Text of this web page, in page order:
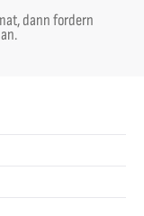
dann fordern
an.